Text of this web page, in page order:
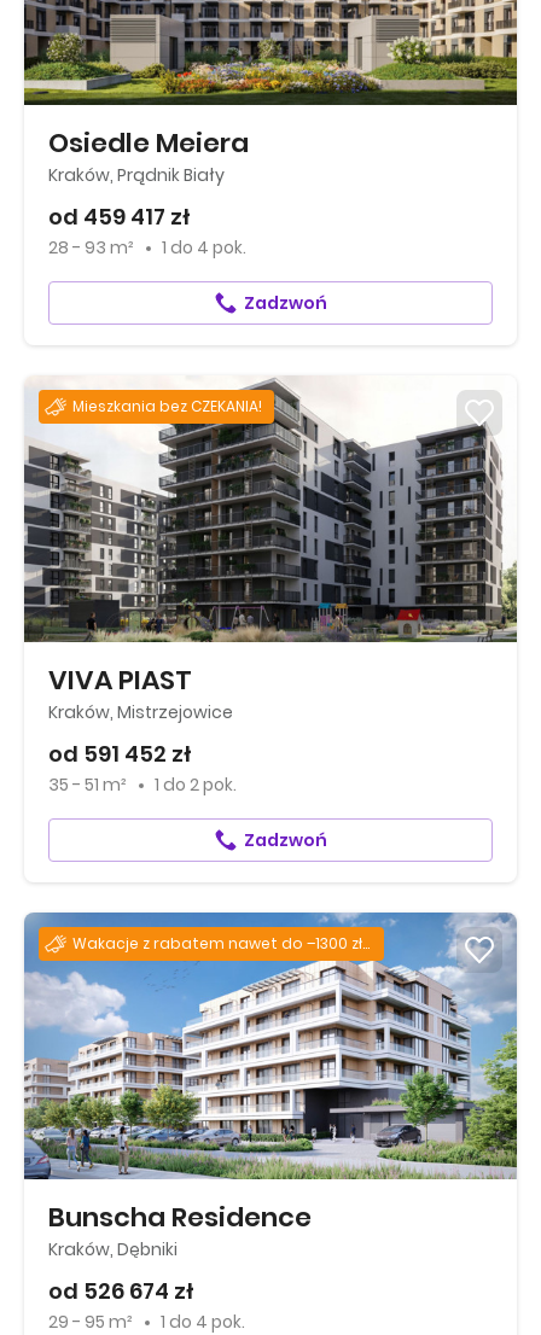
Osiedle Meiera
Kraków, Prądnik Biały
od 459 417 zł
28 - 93 m² 1 do 4 pok.
Zadzwoń
Mieszkania bez CZEKANIA!
VIVA PIAST
Kraków, Mistrzejowice
od 591 452 zł
35 - 51 m² 1 do 2 pok.
Zadzwoń
Wakacje z rabatem nawet do –1300 zł za każdy m²!
Bunscha Residence
Kraków, Dębniki
od 526 674 zł
29 - 95 m² 1 do 4 pok.